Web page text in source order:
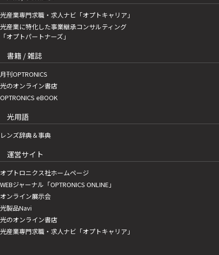
光産業専門求職・求人ナビ「オプトキャリア」
光産業に特化した事業継承コンサルティング
「オプトパートナーズ」
書籍 / 雑誌
月刊OPTRONICS
光のオンライン書店
OPTRONICS eBOOK
光用語
レンズ辞典＆事典
運営サイト
オプトロニクス社ホームページ
WEBジャーナル「OPTRONICS ONLINE」
オンライン展示会
光製品Navi
光のオンライン書店
光産業専門求職・求人ナビ「オプトキャリア」